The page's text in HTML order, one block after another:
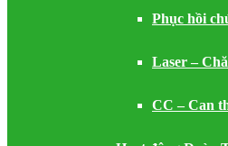
Phục hồi
Laser –
CC – Can